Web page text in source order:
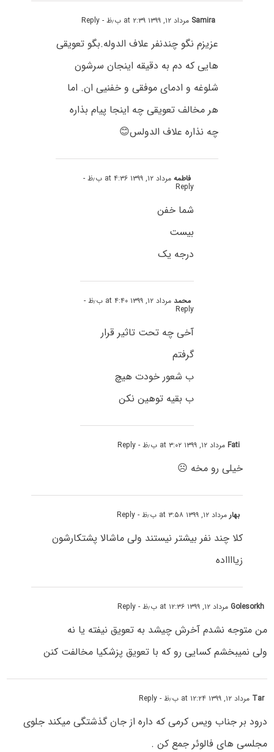
Samira مرداد ۱۲, ۱۳۹۹ at ۲:۳۹ ب٫ظ - Reply
عزیزم نگو چندنفر علاف الدوله.بگو تعویقی
هایی که دم به دقیقه اینجان سرشون
شلوغه و ادمای موفقی و خفنیی ان. اما
هر مخالف تعویقی چه اینجا پیام بذاره
چه نذاره علاف الدولس😊
فاطمهمرداد ۱۲, ۱۳۹۹ at ۴:۳۶ ب٫ظ -
Reply
شما خفن
بیست
درجه یک
محمدمرداد ۱۲, ۱۳۹۹ at ۴:۴۰ ب٫ظ -
Reply
آخی چه تحت تاثیر قرار
گرفتم
ب شعور خودت هیچ
ب بقیه توهین نکن
Fatiمرداد ۱۲, ۱۳۹۹ at ۳:۰۲ ب٫ظ - Reply
خیلی رو مخه ☹️
بهار مرداد ۱۲, ۱۳۹۹ at ۳:۵۸ ب٫ظ - Reply
کلا چند نفر بیشتر نیستند ولی ماشالا پشتکارشون
زیااااده
Golesorkh مرداد ۱۲, ۱۳۹۹ at ۱۲:۳۶ ب٫ظ - Reply
من متوجه نشدم آخرش چیشد به تعویق نیفته یا نه
ولی نمیبخشم کسایی رو که با تعویق پزشکیا مخالفت کنن
Tar مرداد ۱۲, ۱۳۹۹ at ۱۲:۲۴ ب٫ظ - Reply
درود بر جناب ویس کرمی که داره از جان گذشتگی میکند جلوی
مجلسی های فالوئر جمع کن .